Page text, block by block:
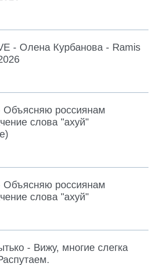
- Олена Курбанова - Ramis
россиянам
слова "ахуй"
россиянам
слова "ахуй"
- Вижу, многие слегка